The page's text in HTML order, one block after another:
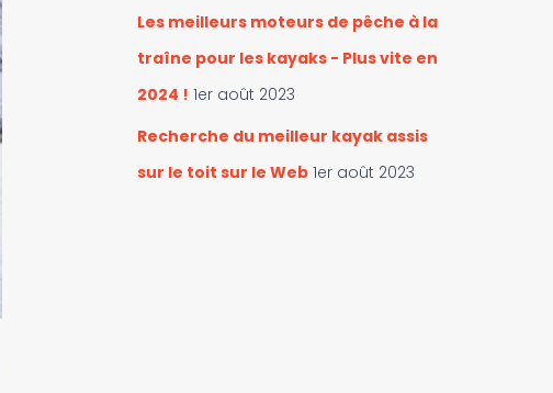
Les meilleurs moteurs de pêche à la
traîne pour les kayaks - Plus vite en
2024 ! 1er août 2023
Recherche du meilleur kayak assis
sur le toit sur le Web 1er août 2023